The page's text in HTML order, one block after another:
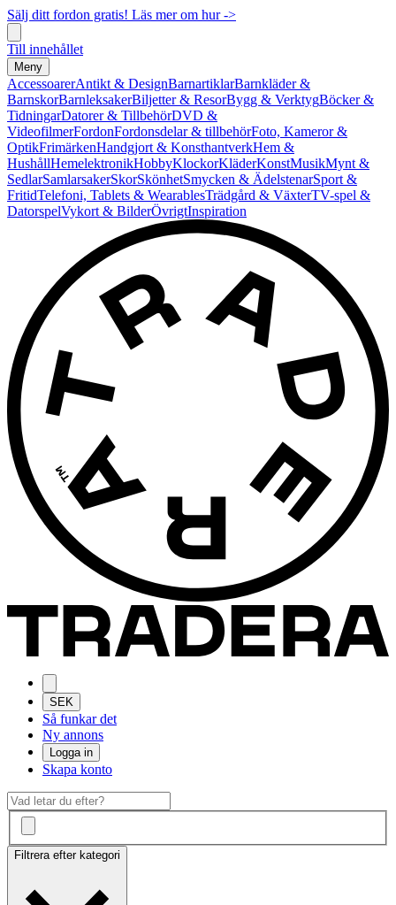
Sälj ditt fordon gratis! Läs mer om hur ->
Till innehållet
Meny
AccessoarerAntikt & DesignBarnartiklarBarnkläder &
BarnskorBarnleksakerBiljetter & ResorBygg & VerktygBöcker &
TidningarDatorer & TillbehörDVD &
VideofilmerFordonFordonsdelar & tillbehörFoto, Kameror &
OptikFrimärkenHandgjort & KonsthantverkHem &
HushållHemelektronikHobbyKlockorKläderKonstMusikMynt &
SedlarSamlarsakerSkorSkönhetSmycken & ÄdelstenarSport &
FritidTelefoni, Tablets & WearablesTrädgård & VäxterTV-spel &
DatorspelVykort & BilderÖvrigtInspiration
SEK
Så funkar det
Ny annons
Logga in
Skapa konto
Filtrera efter kategori